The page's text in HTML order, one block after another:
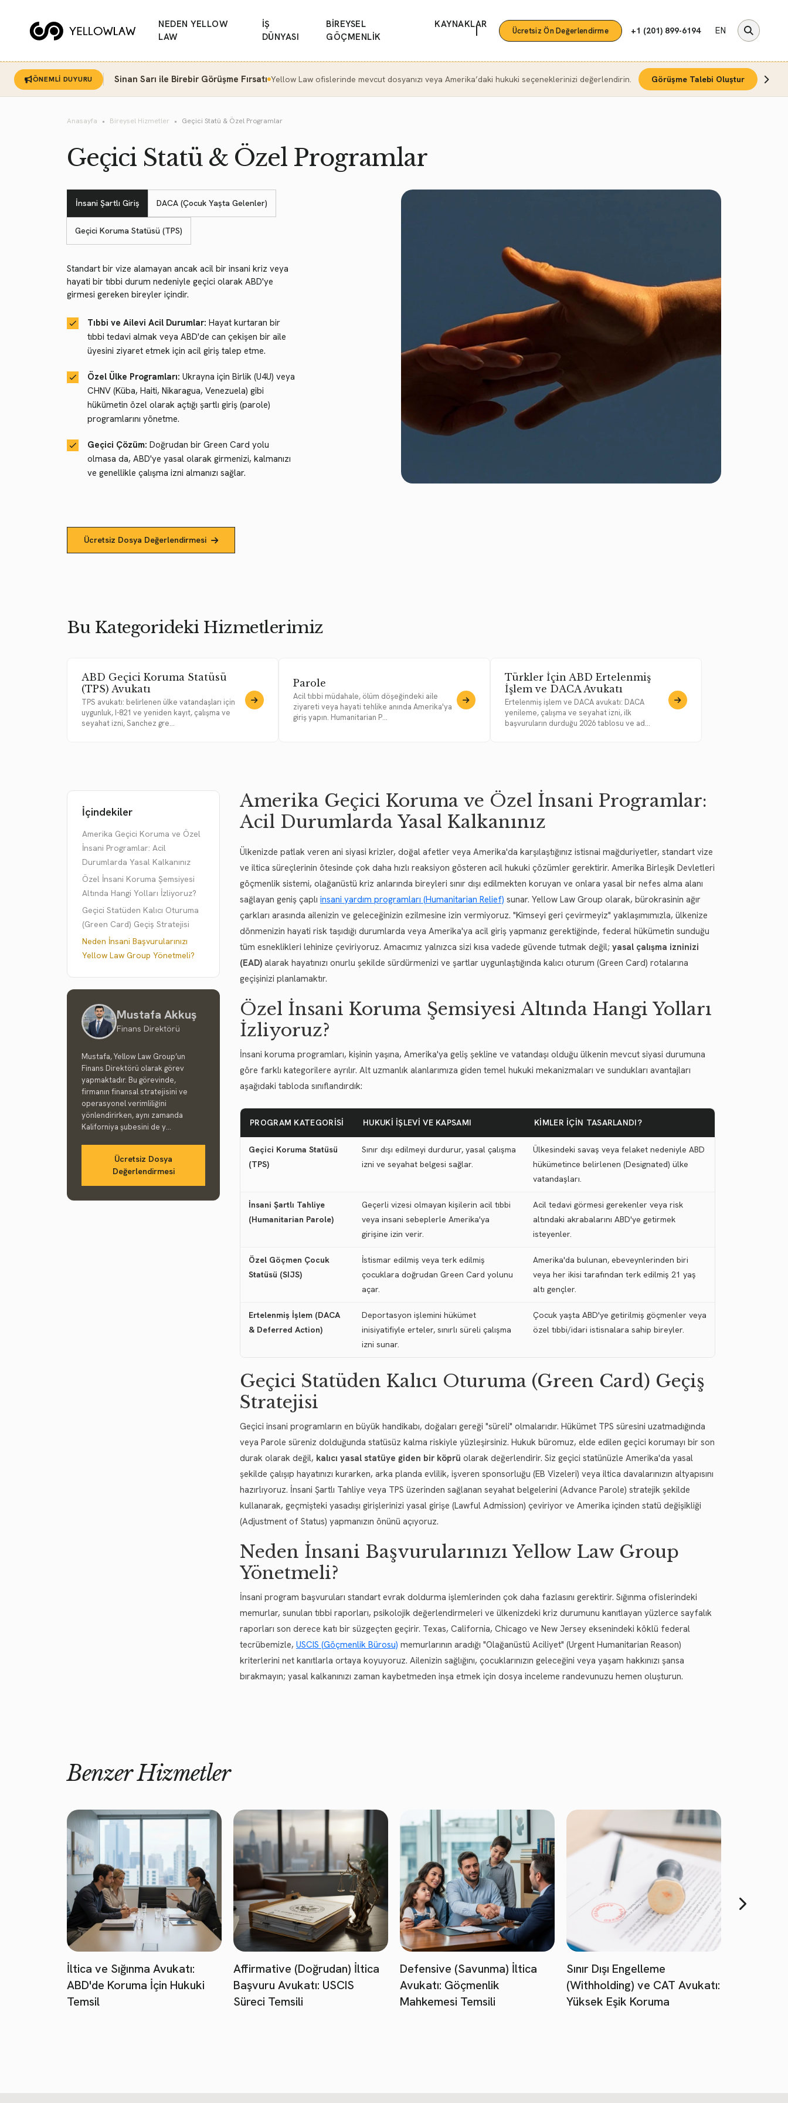
NEDEN YELLOW
LAW
İŞ
DÜNYASI
BİREYSEL
GÖÇMENLİK
KAYNAKLAR
| Ücretsiz Ön Değerlendirme +1 (201) 899-6194 EN
ÖNEMLİ DUYURU Sinan Sarı ile Birebir Görüşme Fırsatı Yellow Law ofislerinde mevcut dosyanızı veya Amerika’daki hukuki seçeneklerinizi değerlendirin. Görüşme Talebi Oluştur
Anasayfa Bireysel Hizmetler Geçici Statü & Özel Programlar
Geçici Statü & Özel Programlar
İnsani Şartlı Giriş DACA (Çocuk Yaşta Gelenler)
Geçici Koruma Statüsü (TPS)
Standart bir vize alamayan ancak acil bir insani kriz veya
hayati bir tıbbi durum nedeniyle geçici olarak ABD'ye
girmesi gereken bireyler içindir.
Tıbbi ve Ailevi Acil Durumlar: Hayat kurtaran bir
tıbbi tedavi almak veya ABD'de can çekişen bir aile
üyesini ziyaret etmek için acil giriş talep etme.
Özel Ülke Programları: Ukrayna için Birlik (U4U) veya
CHNV (Küba, Haiti, Nikaragua, Venezuela) gibi
hükümetin özel olarak açtığı şartlı giriş (parole)
programlarını yönetme.
Geçici Çözüm: Doğrudan bir Green Card yolu
olmasa da, ABD'ye yasal olarak girmenizi, kalmanızı
ve genellikle çalışma izni almanızı sağlar.
Ücretsiz Dosya Değerlendirmesi
Bu Kategorideki Hizmetlerimiz
ABD Geçici Koruma Statüsü
(TPS) Avukatı
TPS avukatı: belirlenen ülke vatandaşları için
uygunluk, I-821 ve yeniden kayıt, çalışma ve
seyahat izni, Sanchez gre...
Parole
Acil tıbbi müdahale, ölüm döşeğindeki aile
ziyareti veya hayati tehlike anında Amerika'ya
giriş yapın. Humanitarian P...
Türkler İçin ABD Ertelenmiş
İşlem ve DACA Avukatı
Ertelenmiş işlem ve DACA avukatı: DACA
yenileme, çalışma ve seyahat izni, ilk
başvuruların durduğu 2026 tablosu ve ad...
İçindekiler
Amerika Geçici Koruma ve Özel
İnsani Programlar: Acil
Durumlarda Yasal Kalkanınız
Özel İnsani Koruma Şemsiyesi
Altında Hangi Yolları İzliyoruz?
Geçici Statüden Kalıcı Oturuma
(Green Card) Geçiş Stratejisi
Neden İnsani Başvurularınızı
Yellow Law Group Yönetmeli?
Mustafa Akkuş
Finans Direktörü
Mustafa, Yellow Law Group’un
Finans Direktörü olarak görev
yapmaktadır. Bu görevinde,
firmanın finansal stratejisini ve
operasyonel verimliliğini
yönlendirirken, aynı zamanda
Kaliforniya şubesini de y...
Ücretsiz Dosya
Değerlendirmesi
Amerika Geçici Koruma ve Özel İnsani Programlar:
Acil Durumlarda Yasal Kalkanınız
Ülkenizde patlak veren ani siyasi krizler, doğal afetler veya Amerika'da karşılaştığınız istisnai mağduriyetler, standart vize
ve iltica süreçlerinin ötesinde çok daha hızlı reaksiyon gösteren acil hukuki çözümler gerektirir. Amerika Birleşik Devletleri
göçmenlik sistemi, olağanüstü kriz anlarında bireyleri sınır dışı edilmekten koruyan ve onlara yasal bir nefes alma alanı
sağlayan geniş çaplı insani yardım programları (Humanitarian Relief) sunar. Yellow Law Group olarak, bürokrasinin ağır
çarkları arasında ailenizin ve geleceğinizin ezilmesine izin vermiyoruz. "Kimseyi geri çevirmeyiz" yaklaşımımızla, ülkenize
dönmenizin hayati risk taşıdığı durumlarda veya Amerika'ya acil giriş yapmanız gerektiğinde, federal hükümetin sunduğu
tüm esneklikleri lehinize çeviriyoruz. Amacımız yalnızca sizi kısa vadede güvende tutmak değil; yasal çalışma izninizi
(EAD) alarak hayatınızı onurlu şekilde sürdürmenizi ve şartlar uygunlaştığında kalıcı oturum (Green Card) rotalarına
geçişinizi planlamaktır.
Özel İnsani Koruma Şemsiyesi Altında Hangi Yolları
İzliyoruz?
İnsani koruma programları, kişinin yaşına, Amerika'ya geliş şekline ve vatandaşı olduğu ülkenin mevcut siyasi durumuna
göre farklı kategorilere ayrılır. Alt uzmanlık alanlarımıza giden temel hukuki mekanizmaları ve sundukları avantajları
aşağıdaki tabloda sınıflandırdık:
PROGRAM KATEGORISI HUKUKI İŞLEVI VE KAPSAMI KIMLER İÇIN TASARLANDI?
Geçici Koruma Statüsü
(TPS)
Sınır dışı edilmeyi durdurur, yasal çalışma
izni ve seyahat belgesi sağlar.
Ülkesindeki savaş veya felaket nedeniyle ABD
hükümetince belirlenen (Designated) ülke
vatandaşları.
İnsani Şartlı Tahliye
(Humanitarian Parole)
Geçerli vizesi olmayan kişilerin acil tıbbi
veya insani sebeplerle Amerika'ya
girişine izin verir.
Acil tedavi görmesi gerekenler veya risk
altındaki akrabalarını ABD'ye getirmek
isteyenler.
Özel Göçmen Çocuk
Statüsü (SIJS)
İstismar edilmiş veya terk edilmiş
çocuklara doğrudan Green Card yolunu
açar.
Amerika'da bulunan, ebeveynlerinden biri
veya her ikisi tarafından terk edilmiş 21 yaş
altı gençler.
Ertelenmiş İşlem (DACA
& Deferred Action)
Deportasyon işlemini hükümet
inisiyatifiyle erteler, sınırlı süreli çalışma
izni sunar.
Çocuk yaşta ABD'ye getirilmiş göçmenler veya
özel tıbbi/idari istisnalara sahip bireyler.
Geçici Statüden Kalıcı Oturuma (Green Card) Geçiş
Stratejisi
Geçici insani programların en büyük handikabı, doğaları gereği "süreli" olmalarıdır. Hükümet TPS süresini uzatmadığında
veya Parole süreniz dolduğunda statüsüz kalma riskiyle yüzleşirsiniz. Hukuk büromuz, elde edilen geçici korumayı bir son
durak olarak değil, kalıcı yasal statüye giden bir köprü olarak değerlendirir. Siz geçici statünüzle Amerika'da yasal
şekilde çalışıp hayatınızı kurarken, arka planda evlilik, işveren sponsorluğu (EB Vizeleri) veya iltica davalarınızın altyapısını
hazırlıyoruz. İnsani Şartlı Tahliye veya TPS üzerinden sağlanan seyahat belgelerini (Advance Parole) stratejik şekilde
kullanarak, geçmişteki yasadışı girişlerinizi yasal girişe (Lawful Admission) çeviriyor ve Amerika içinden statü değişikliği
(Adjustment of Status) yapmanızın önünü açıyoruz.
Neden İnsani Başvurularınızı Yellow Law Group
Yönetmeli?
İnsani program başvuruları standart evrak doldurma işlemlerinden çok daha fazlasını gerektirir. Sığınma ofislerindeki
memurlar, sunulan tıbbi raporları, psikolojik değerlendirmeleri ve ülkenizdeki kriz durumunu kanıtlayan yüzlerce sayfalık
raporları son derece katı bir süzgeçten geçirir. Texas, California, Chicago ve New Jersey eksenindeki köklü federal
tecrübemizle, USCIS (Göçmenlik Bürosu) memurlarının aradığı "Olağanüstü Aciliyet" (Urgent Humanitarian Reason)
kriterlerini net kanıtlarla ortaya koyuyoruz. Ailenizin sağlığını, çocuklarınızın geleceğini veya yaşam hakkınızı şansa
bırakmayın; yasal kalkanınızı zaman kaybetmeden inşa etmek için dosya inceleme randevunuzu hemen oluşturun.
Benzer Hizmetler
İltica ve Sığınma Avukatı:
ABD'de Koruma İçin Hukuki
Temsil
Affirmative (Doğrudan) İltica
Başvuru Avukatı: USCIS
Süreci Temsili
Defensive (Savunma) İltica
Avukatı: Göçmenlik
Mahkemesi Temsili
Sınır Dışı Engelleme
(Withholding) ve CAT Avukatı:
Yüksek Eşik Koruma